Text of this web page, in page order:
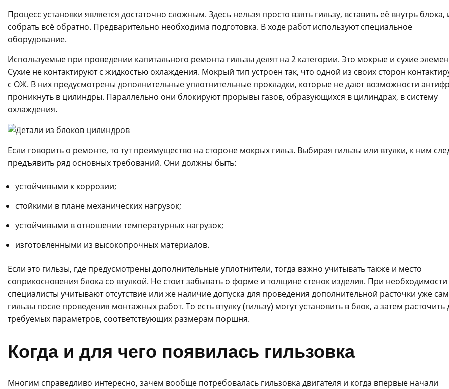
Процесс установки является достаточно сложным. Здесь нельзя просто взять гильзу, вставить её внутрь блока,
собрать всё обратно. Предварительно необходима подготовка. В ходе работ используют специальное
оборудование.
Используемые при проведении капитального ремонта гильзы делят на 2 категории. Это мокрые и сухие
Сухие не контактируют с жидкостью охлаждения. Мокрый тип устроен так, что одной из своих сторон
с ОЖ. В них предусмотрены дополнительные уплотнительные прокладки, которые не дают возможности
проникнуть в цилиндры. Параллельно они блокируют прорывы газов, образующихся в цилиндрах, в систему
охлаждения.
Если говорить о ремонте, то тут преимущество на стороне мокрых гильз. Выбирая гильзы или втулки, к ним
предъявить ряд основных требований. Они должны быть:
устойчивыми к коррозии;
стойкими в плане механических нагрузок;
устойчивыми в отношении температурных нагрузок;
изготовленными из высокопрочных материалов.
Если это гильзы, где предусмотрены дополнительные уплотнители, тогда важно учитывать также и место
соприкосновения блока со втулкой. Не стоит забывать о форме и толщине стенок изделия. При необходимости
специалисты учитывают отсутствие или же наличие допуска для проведения дополнительной расточки уже
гильзы после проведения монтажных работ. То есть втулку (гильзу) могут установить в блок, а затем расточить
требуемых параметров, соответствующих размерам поршня.
Когда и для чего появилась гильзовка
Многим справедливо интересно, зачем вообще потребовалась гильзовка двигателя и когда впервые начали